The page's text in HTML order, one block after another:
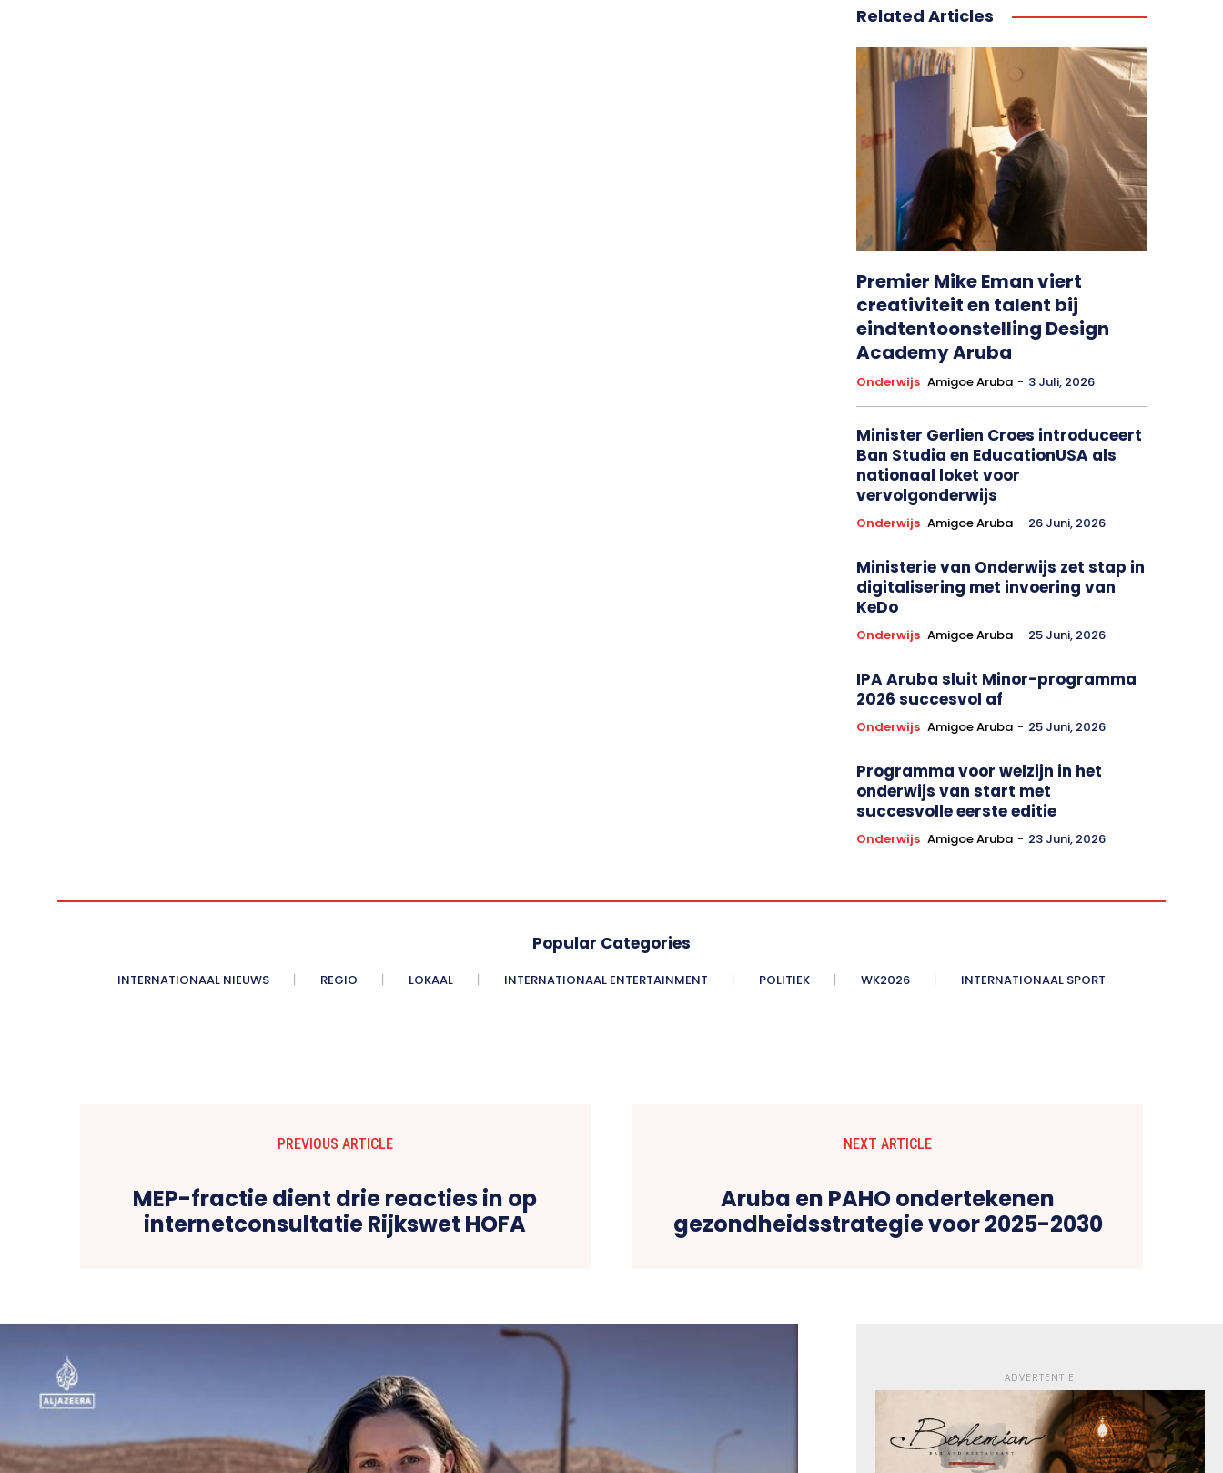
Related Articles
Premier Mike Eman viert
creativiteit en talent bij
eindtentoonstelling Design
Academy Aruba
Onderwijs Amigoe Aruba - 3 Juli, 2026
Minister Gerlien Croes introduceert
Ban Studia en EducationUSA als
nationaal loket voor
vervolgonderwijs
Onderwijs Amigoe Aruba - 26 Juni, 2026
Ministerie van Onderwijs zet stap in
digitalisering met invoering van
KeDo
Onderwijs Amigoe Aruba - 25 Juni, 2026
IPA Aruba sluit Minor-programma
2026 succesvol af
Onderwijs Amigoe Aruba - 25 Juni, 2026
Programma voor welzijn in het
onderwijs van start met
succesvolle eerste editie
Onderwijs Amigoe Aruba - 23 Juni, 2026
Popular Categories
INTERNATIONAAL NIEUWS REGIO LOKAAL INTERNATIONAAL ENTERTAINMENT POLITIEK WK2026 INTERNATIONAAL SPORT
PREVIOUS ARTICLE
MEP-fractie dient drie reacties in op
internetconsultatie Rijkswet HOFA
NEXT ARTICLE
Aruba en PAHO ondertekenen
gezondheidsstrategie voor 2025-2030